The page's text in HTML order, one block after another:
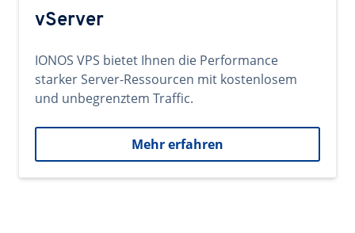
vServer
IONOS VPS bietet Ihnen die Performance
starker Server-Ressourcen mit kostenlosem
und unbegrenztem Traffic.
Mehr erfahren